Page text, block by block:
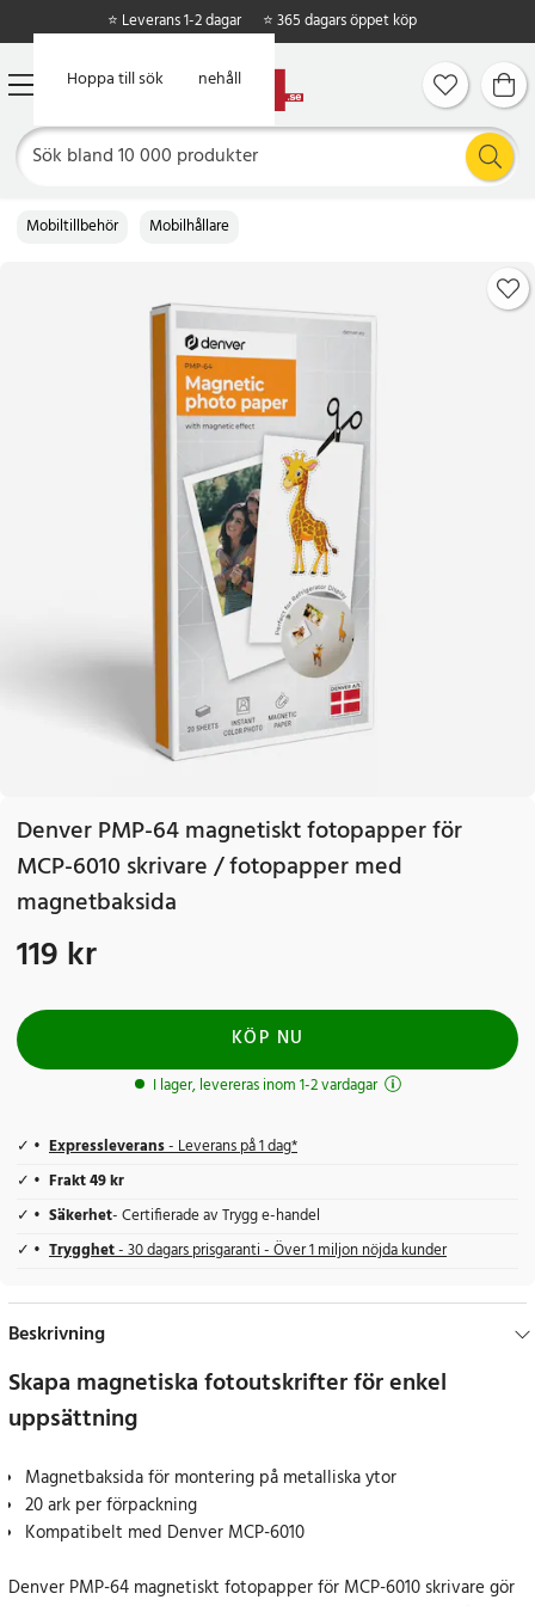
Hoppa till huvudinnehåll
Hoppa till sök
⭐ Leverans 1-2 dagar ⭐ 365 dagars öppet köp
Mobiltillbehör Mobilhållare
Denver PMP-64 magnetiskt fotopapper för
MCP-6010 skrivare / fotopapper med
magnetbaksida
Pris:119 kr
119 kr
KÖP NU
I lager, levereras inom 1-2 vardagar
Expressleverans- Leverans på 1 dag*
Frakt 49 kr
Säkerhet- Certifierade av Trygg e-handel
Trygghet- 30 dagars prisgaranti - Över 1 miljon nöjda kunder
Beskrivning
Skapa magnetiska fotoutskrifter för enkel
uppsättning
Magnetbaksida för montering på metalliska ytor
20 ark per förpackning
Kompatibelt med Denver MCP-6010
Denver PMP-64 magnetiskt fotopapper för MCP-6010 skrivare gör